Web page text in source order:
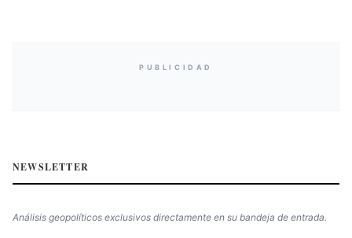
PUBLICIDAD
NEWSLETTER
Análisis geopolíticos exclusivos directamente en su bandeja de entrada.